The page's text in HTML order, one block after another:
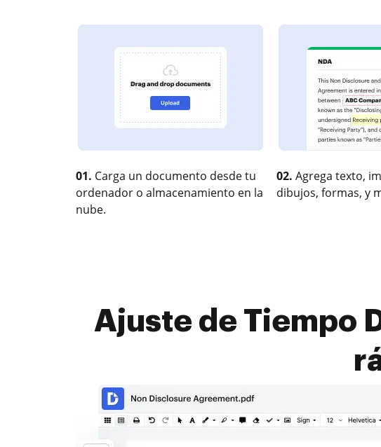
01. Carga un documento desde tu
ordenador o almacenamiento en la
nube.
02. Agrega texto,
dibujos, formas, y
Ajuste de Tiempo